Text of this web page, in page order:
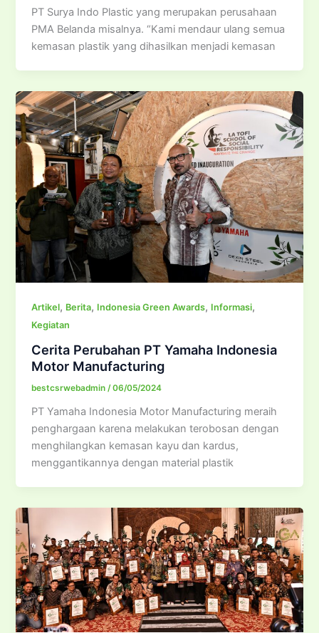
PT Surya Indo Plastic yang merupakan perusahaan
PMA Belanda misalnya. “Kami mendaur ulang semua
kemasan plastik yang dihasilkan menjadi kemasan
Artikel, Berita, Indonesia Green Awards, Informasi,
Kegiatan
Cerita Perubahan PT Yamaha Indonesia
Motor Manufacturing
bestcsrwebadmin/06/05/2024
PT Yamaha Indonesia Motor Manufacturing meraih
penghargaan karena melakukan terobosan dengan
menghilangkan kemasan kayu dan kardus,
menggantikannya dengan material plastik